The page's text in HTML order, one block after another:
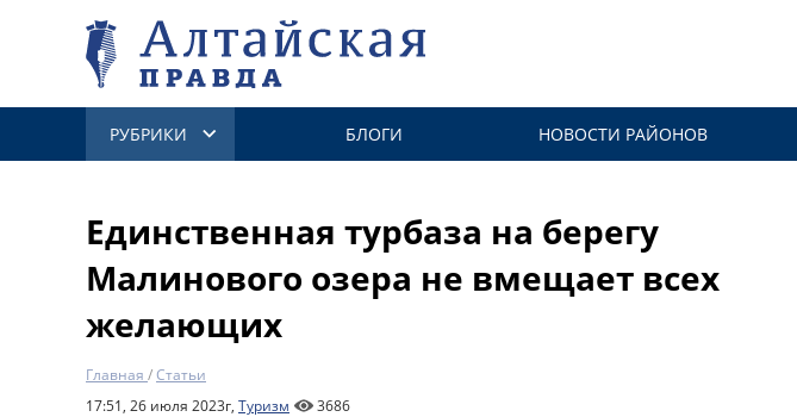
РУБРИКИ БЛОГИ НОВОСТИ РАЙОНОВ
Единственная турбаза на берегу
Малинового озера не вмещает всех
желающих
Главная /Статьи
17:51, 26 июля 2023г, Туризм 3686